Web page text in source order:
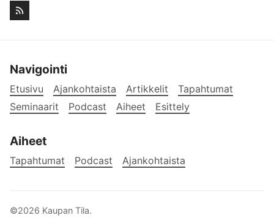
Navigointi
Etusivu Ajankohtaista Artikkelit
Tapahtumat
Seminaarit
Podcast Aiheet Esittely
Aiheet
Tapahtumat Podcast Ajankohtaista
©2026 Kaupan Tila.